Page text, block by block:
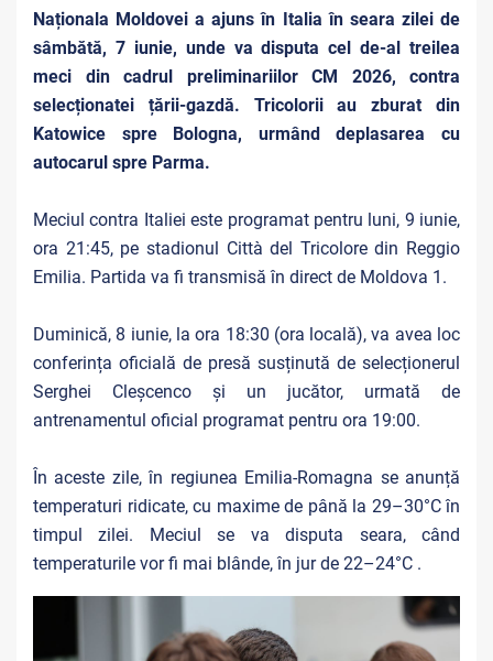
Naționala Moldovei a ajuns în Italia în seara zilei de
sâmbătă, 7 iunie, unde va disputa cel de-al treilea
meci din cadrul preliminariilor CM 2026, contra
selecționatei țării-gazdă. Tricolorii au zburat din
Katowice spre Bologna, urmând deplasarea cu
autocarul spre Parma.
Meciul contra Italiei este programat pentru luni, 9 iunie,
ora 21:45, pe stadionul Città del Tricolore din Reggio
Emilia. Partida va fi transmisă în direct de Moldova 1.
Duminică, 8 iunie, la ora 18:30 (ora locală), va avea loc
conferința oficială de presă susținută de selecționerul
Serghei Cleșcenco și un jucător, urmată de
antrenamentul oficial programat pentru ora 19:00.
În aceste zile, în regiunea Emilia-Romagna se anunță
temperaturi ridicate, cu maxime de până la 29–30°C în
timpul zilei. Meciul se va disputa seara, când
temperaturile vor fi mai blânde, în jur de 22–24°C .